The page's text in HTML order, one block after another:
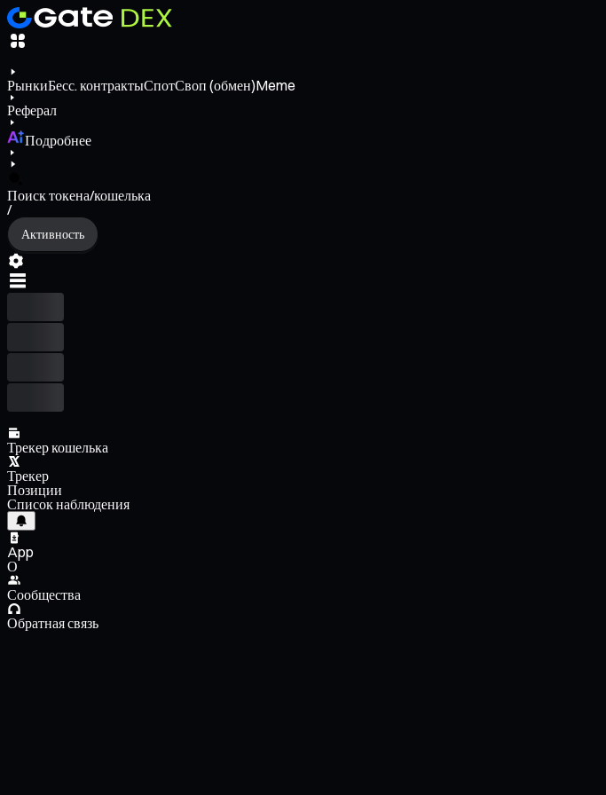
РынкиБесс. контрактыСпотСвоп (обмен)Meme
Реферал
Подробнее
Поиск токена/кошелька
/
Активность
Трекер кошелька
Трекер
Позиции
Список наблюдения
App
О
Сообщества
Обратная связь